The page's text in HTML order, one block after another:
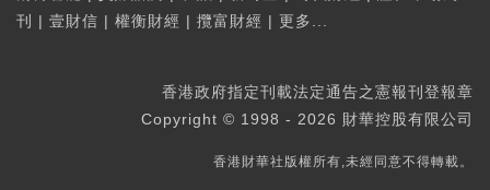
刊
| 壹財信 | 權衡財經 | 攬富財經 | 更多...
香港政府指定刊載法定通告之憲報刊登報章
Copyright © 1998 - 2026 財華控股有限公司
香港財華社版權所有,未經同意不得轉載。